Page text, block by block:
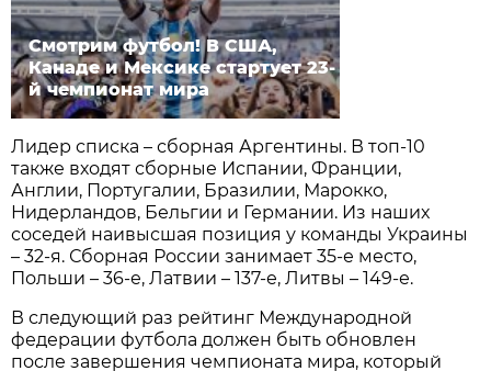
Смотрим футбол! В США,
Канаде и Мексике стартует 23-
й чемпионат мира
Лидер списка – сборная Аргентины. В топ-10
также входят сборные Испании, Франции,
Англии, Португалии, Бразилии, Марокко,
Нидерландов, Бельгии и Германии. Из наших
соседей наивысшая позиция у команды Украины
– 32-я. Сборная России занимает 35-е место,
Польши – 36-е, Латвии – 137-е, Литвы – 149-е.
В следующий раз рейтинг Международной
федерации футбола должен быть обновлен
после завершения чемпионата мира, который